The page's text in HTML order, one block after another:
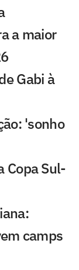
a maior
Gabi à
'sonho
Copa Sul-
camps